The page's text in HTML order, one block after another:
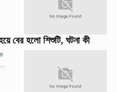
বের হলো শিশুটি, ঘটনা কী